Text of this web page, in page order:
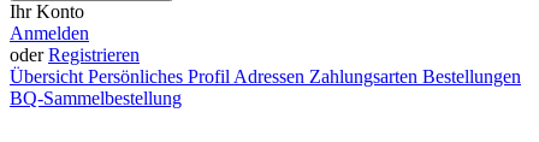
Ihr Konto
Anmelden
oderRegistrieren
Übersicht Persönliches Profil Adressen Zahlungsarten Bestellungen
BQ-Sammelbestellung